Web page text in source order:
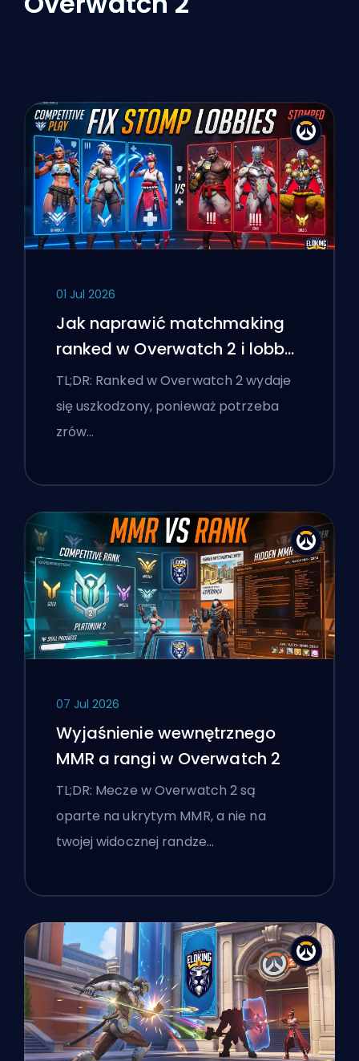
01 Jul 2026
Jak naprawić matchmaking
ranked w Overwatch 2 i lobby
'stomp'
TL;DR: Ranked w Overwatch 2 wydaje
się uszkodzony, ponieważ potrzeba
zrów…
07 Jul 2026
Wyjaśnienie wewnętrznego
MMR a rangi w Overwatch 2
TL;DR: Mecze w Overwatch 2 są
oparte na ukrytym MMR, a nie na
twojej widocznej randze…